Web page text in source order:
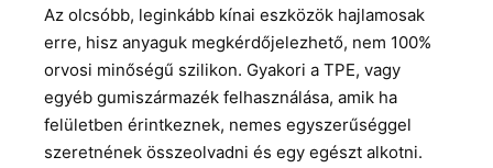
Az olcsóbb, leginkább kínai eszközök hajlamosak
erre, hisz anyaguk megkérdőjelezhető, nem 100%
orvosi minőségű szilikon. Gyakori a TPE, vagy
egyéb gumiszármazék felhasználása, amik ha
felületben érintkeznek, nemes egyszerűséggel
szeretnének összeolvadni és egy egészt alkotni.